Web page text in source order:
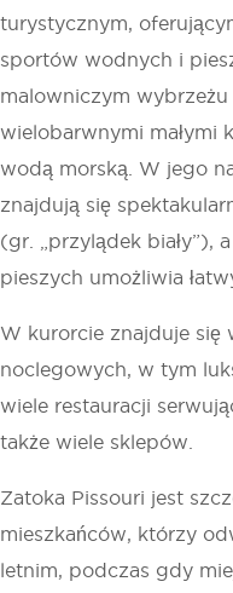
turystycznym,
sportów wodnych i
malowniczym
wielobarwnymi małymi
wodą morską. W jego
znajdują się
(gr. „przylądek biały”),
pieszych umożliwia
W kurorcie znajduje się
noclegowych, w tym
wiele restauracji
także wiele sklepów.
Zatoka Pissouri jest
mieszkańców, którzy
letnim, podczas gdy